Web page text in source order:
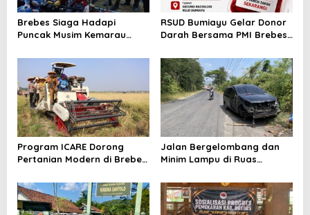
Brebes Siaga Hadapi
Puncak Musim Kemarau
Kesiapsiagaan Bencana dan
Karhutla
RSUD Bumiayu Gelar Donor
Darah Bersama PMI Brebes
Indonesia
Program ICARE Dorong
Pertanian Modern di Brebes,
Tembus 10,2 Ton per Hektare
Jalan Bergelombang dan
Minim Lampu di Ruas
Telan Korban, Innova
Hantam Pohon di
Bantarkawung